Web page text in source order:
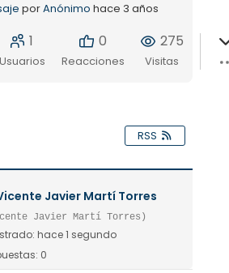
porAnónimo hace 3 años
1
Usuarios
0
Reacciones
275
Visitas
RSS
Javier Martí Torres
Javier Martí Torres)
hace 1 segundo
0